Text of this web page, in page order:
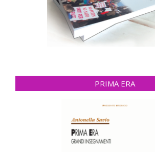
PRIMA ERA